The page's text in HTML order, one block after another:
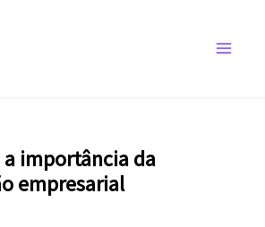
importância da
empresarial